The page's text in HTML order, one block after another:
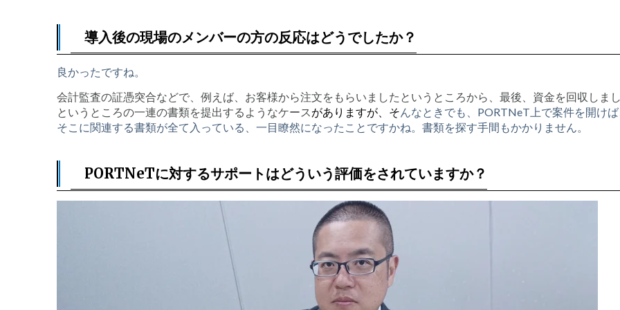
導入後の現場のメンバーの方の反応はどうでしたか？
良かったですね。
会計監査の証憑突合などで、例えば、お客様から注文をもらいましたというところから、最後、資金を回収しま
というところの一連の書類を提出するようなケース がありますが、そんなときでも、PORTNeT上で案件を開け
そこに関連する書類が全て入っている、一目瞭然になったことですかね。書類を探す手間もかかりません。
PORTNeTに対するサポートはどういう評価をされていますか？